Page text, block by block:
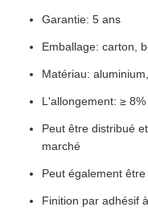
Garantie: 5 ans
Emballage: carton,
Matériau:
L'allongement: ≥ 8%
Peut être distribué
marché
Peut également
Finition par adhésif